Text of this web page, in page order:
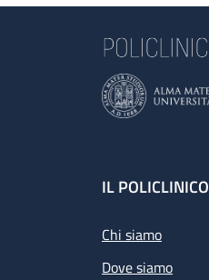
Footer
IL POLICLINICO
Chi siamo
Dove siamo